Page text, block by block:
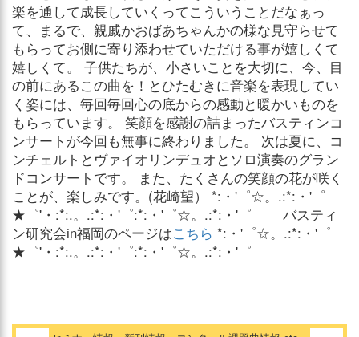
楽を通して成長していくってこういうことだなぁっ
て、まるで、親戚かおばあちゃんかの様な見守らせて
もらってお側に寄り添わせていただける事が嬉しくて
嬉しくて。 子供たちが、小さいことを大切に、今、目
の前にあるこの曲を！とひたむきに音楽を表現してい
く姿には、毎回毎回心の底からの感動と暖かいものを
もらっています。 笑顔を感謝の詰まったバスティンコ
ンサートが今回も無事に終わりました。 次は夏に、コ
ンチェルトとヴァイオリンデュオとソロ演奏のグラン
ドコンサートです。 また、たくさんの笑顔の花が咲く
ことが、楽しみです。(花崎望） *:・'゜☆。.:*:・'゜
★゜'・:*:.。.:*:・'゜:*:・'゜☆。.:*:・'゜ バスティ
ン研究会in福岡のページはこちら *:・'゜☆。.:*:・'゜
★゜'・:*:.。.:*:・'゜:*:・'゜☆。.:*:・'゜